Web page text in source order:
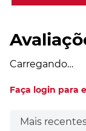
Carregando…
Faça login para
Mais